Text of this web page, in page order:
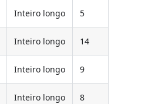
Inteiro longo 5
Inteiro longo 14
Inteiro longo 9
Inteiro longo 8